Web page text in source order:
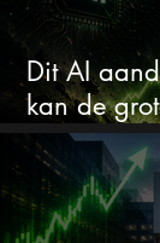
Dit AI
kan de
worden